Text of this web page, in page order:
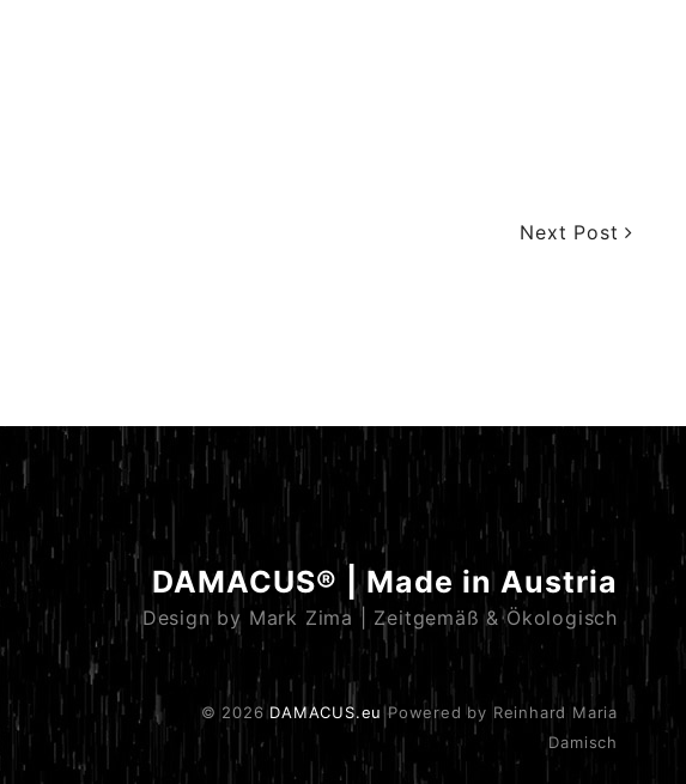
Next Post
DAMACUS® | Made in Austria
Design by Mark Zima | Zeitgemäß & Ökologisch
© 2026 DAMACUS.eu Powered by Reinhard Maria
Damisch